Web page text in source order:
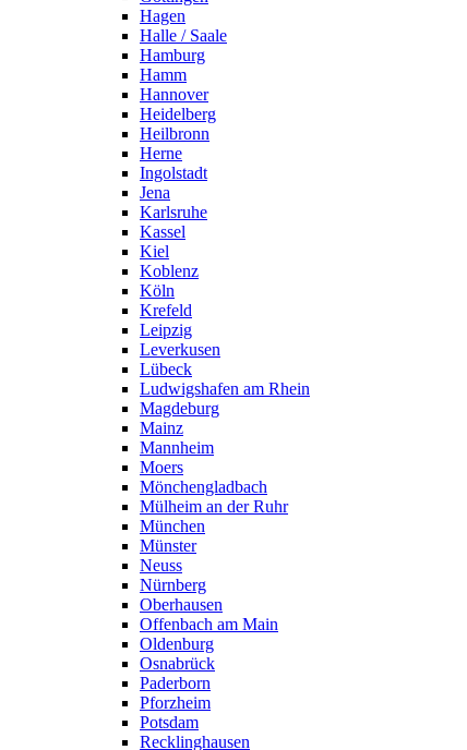
Hagen
Halle / Saale
Hamburg
Hamm
Hannover
Heidelberg
Heilbronn
Herne
Ingolstadt
Jena
Karlsruhe
Kassel
Kiel
Koblenz
Köln
Krefeld
Leipzig
Leverkusen
Lübeck
Ludwigshafen am Rhein
Magdeburg
Mainz
Mannheim
Moers
Mönchengladbach
Mülheim an der Ruhr
München
Münster
Neuss
Nürnberg
Oberhausen
Offenbach am Main
Oldenburg
Osnabrück
Paderborn
Pforzheim
Potsdam
Recklinghausen